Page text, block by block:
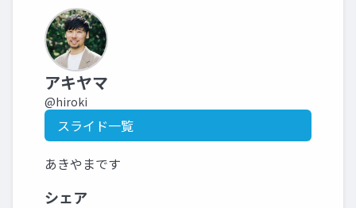
アキヤマ
@hiroki
スライド一覧
あきやまです
シェア